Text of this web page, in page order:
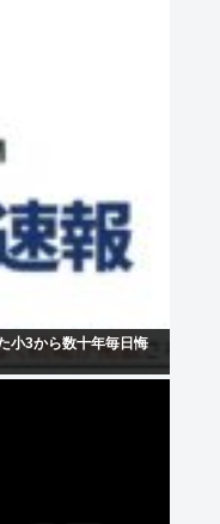
小3から数十年毎日悔